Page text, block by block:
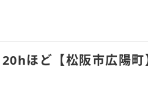
ほど【松阪市広陽